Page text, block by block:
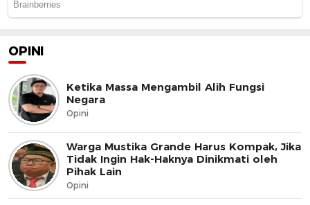
OPINI
Ketika Massa Mengambil Alih Fungsi
Negara
Opini
Warga Mustika Grande Harus Kompak, Jika
Tidak Ingin Hak-Haknya Dinikmati oleh
Pihak Lain
Opini